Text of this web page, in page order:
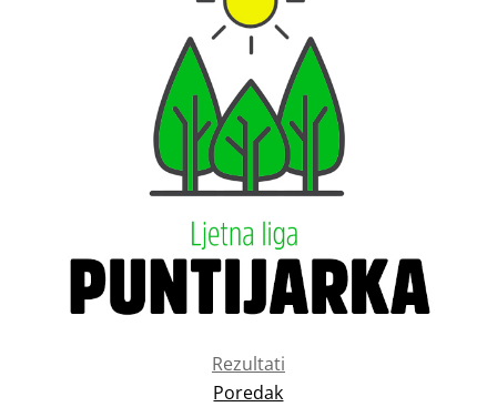
Rezultati
Poredak